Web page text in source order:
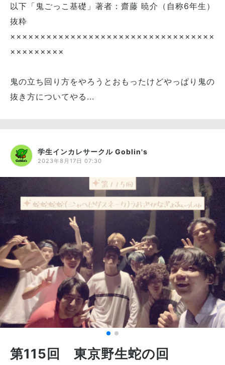
以下「鬼ごっこ基礎」著者：齋藤 暁介（自称6年生）
抜粋
××××××××××××××××××××××××××××××××××
×××××××××
鬼の立ち回り方をやろうとおもったけどやっぱり鬼の
抜き方についてやる...
学生インカレサークル Goblin's
2023年8月17日 07:30
第115回 東京野生蛇の回